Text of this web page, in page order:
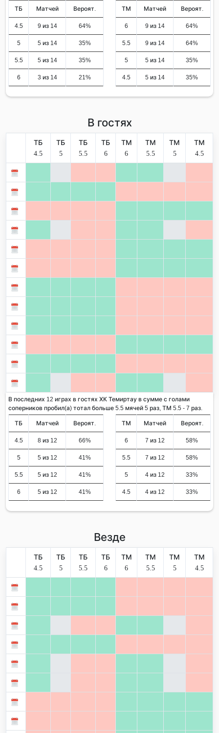
ТБ Матчей Вероят.
4.5 9 из 14 64%
5 5 из 14 35%
5.5 5 из 14 35%
6 3 из 14 21%
ТМ Матчей Вероят.
6 9 из 14 64%
5.5 9 из 14 64%
5 5 из 14 35%
4.5 5 из 14 35%
В гостях
ТБ
4.5
ТБ
5
ТБ
5.5
ТБ
6
ТМ
6
ТМ
5.5
ТМ
5
ТМ
4.5
В последних 12 играх в гостях ХК Темиртау в сумме с голами
соперников пробил(а) тотал больше 5.5 мячей 5 раз, ТМ 5.5 - 7 раз.
ТБ Матчей Вероят.
4.5 8 из 12 66%
5 5 из 12 41%
5.5 5 из 12 41%
6 5 из 12 41%
ТМ Матчей Вероят.
6 7 из 12 58%
5.5 7 из 12 58%
5 4 из 12 33%
4.5 4 из 12 33%
Везде
ТБ
4.5
ТБ
5
ТБ
5.5
ТБ
6
ТМ
6
ТМ
5.5
ТМ
5
ТМ
4.5